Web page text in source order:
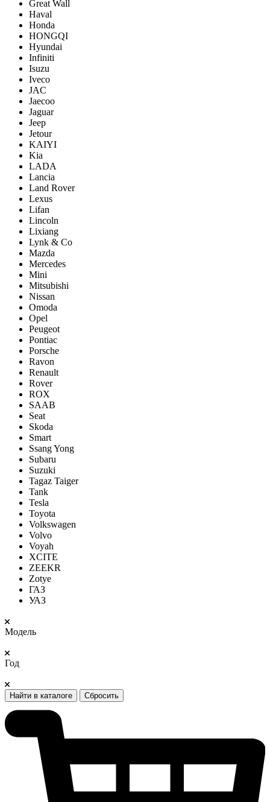
Great Wall
Haval
Honda
HONGQI
Hyundai
Infiniti
Isuzu
Iveco
JAC
Jaecoo
Jaguar
Jeep
Jetour
KAIYI
Kia
LADA
Lancia
Land Rover
Lexus
Lifan
Lincoln
Lixiang
Lynk & Co
Mazda
Mercedes
Mini
Mitsubishi
Nissan
Omoda
Opel
Peugeot
Pontiac
Porsсhe
Ravon
Renault
Rover
ROX
SAAB
Seat
Skoda
Smart
Ssang Yong
Subaru
Suzuki
Tagaz Taiger
Tank
Tesla
Toyota
Volkswagen
Volvo
Voyah
XCITE
ZEEKR
Zotye
ГАЗ
УАЗ
Модель
Год
Найти в каталоге Сбросить